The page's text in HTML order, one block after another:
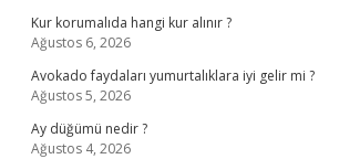
Kur korumalıda hangi kur alınır ?
Ağustos 6, 2026
Avokado faydaları yumurtalıklara iyi gelir mi ?
Ağustos 5, 2026
Ay düğümü nedir ?
Ağustos 4, 2026